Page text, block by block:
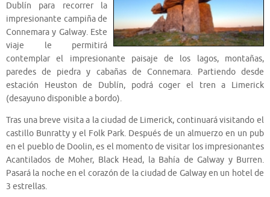
Dublín para recorrer la
impresionante campiña de
Connemara y Galway. Este
viaje le permitirá
contemplar el impresionante paisaje de los lagos, montañas,
paredes de piedra y cabañas de Connemara. Partiendo desde
estación Heuston de Dublín, podrá coger el tren a Limerick
(desayuno disponible a bordo).
Tras una breve visita a la ciudad de Limerick, continuará visitando el
castillo Bunratty y el Folk Park. Después de un almuerzo en un pub
en el pueblo de Doolin, es el momento de visitar los impresionantes
Acantilados de Moher, Black Head, la Bahía de Galway y Burren.
Pasará la noche en el corazón de la ciudad de Galway en un hotel de
3 estrellas.